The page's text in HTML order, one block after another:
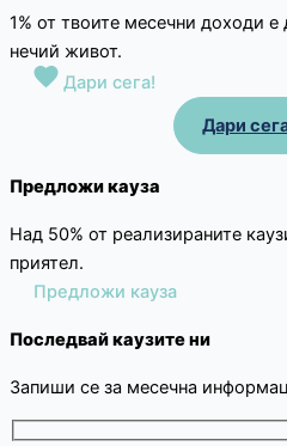
1% от твоите месечни доходи
нечий живот.
Дари сега!
Дари
Предложи кауза
Над 50% от реализираните
приятел.
Предложи кауза
Последвай каузите ни
Запиши се за месечна